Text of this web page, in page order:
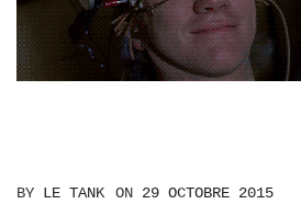
BY LE TANK ON 29 OCTOBRE 2015